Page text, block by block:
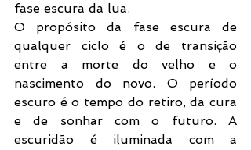
fase escura da lua.
O propósito da fase escura de
qualquer ciclo é o de transição
entre a morte do velho e o
nascimento do novo. O período
escuro é o tempo do retiro, da cura
e de sonhar com o futuro. A
escuridão é iluminada com a